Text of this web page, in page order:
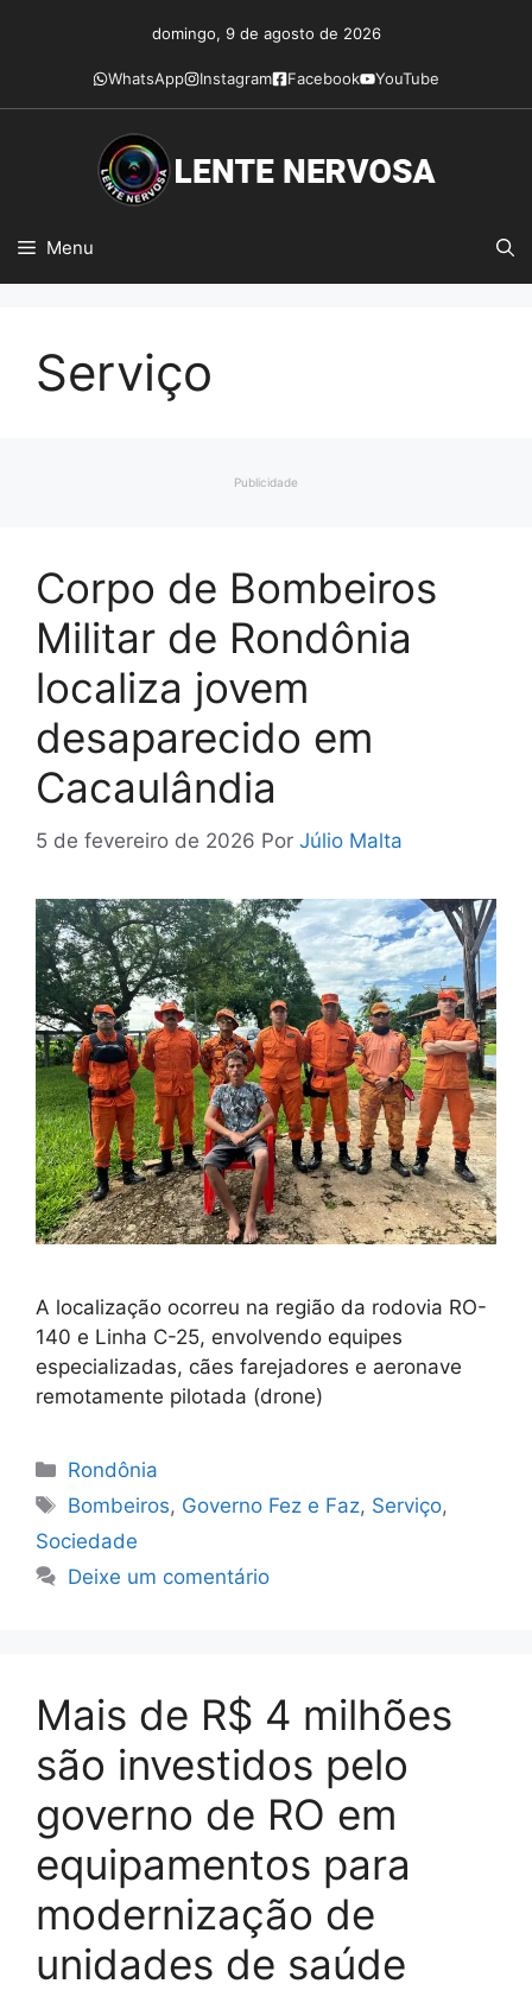
conteúdo
domingo, 9 de agosto de 2026
WhatsApp Instagram Facebook YouTube
Menu
Serviço
Publicidade
Corpo de Bombeiros
Militar de Rondônia
localiza jovem
desaparecido em
Cacaulândia
5 de fevereiro de 2026 Por Júlio Malta
A localização ocorreu na região da rodovia RO-
140 e Linha C-25, envolvendo equipes
especializadas, cães farejadores e aeronave
remotamente pilotada (drone)
Categorias
Rondônia
Tags
Bombeiros, Governo Fez e Faz, Serviço,
Sociedade
Deixe um comentário
Mais de R$ 4 milhões
são investidos pelo
governo de RO em
equipamentos para
modernização de
unidades de saúde